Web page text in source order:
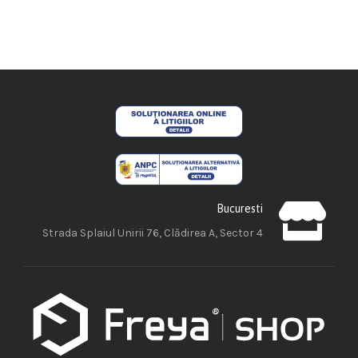
Bucuresti
Strada Splaiul Unirii 76, Clădirea A, Sector 4